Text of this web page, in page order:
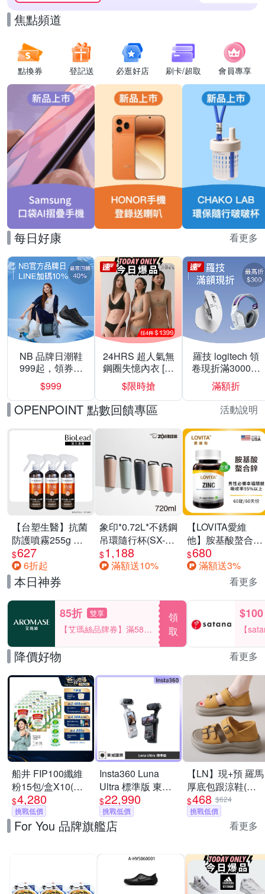
焦點頻道
點換券 登記送 必逛好店 刷卡/超取 會員專享
每日好康 看更多
NB 品牌日潮鞋
999起，領券折
上折 最高回饋
40%
$999
24HRS 超人氣無
鋼圈失憶內衣 [熱
銷好評]
$限時搶
羅技 logitech 領
卷現折滿3000折
300
滿額折
OPENPOINT 點數回饋專區 活動說明
【台塑生醫】抗菌
防護噴霧255g 三
入組
$627
6折起
象印*0.72L*不銹鋼
吊環隨行杯(SX-
LA72H)
$1,188
滿額送10%
【LOVITA愛維
他】胺基酸螯合鋅
x2瓶30mg素食錠
(鋅錠)
$680
滿額送3%
本日神券 看更多
85折 雙享
【艾瑪絲品牌券】滿580
領
取
$100
【
降價好物 看更多
船井 FIP100纖維
粉15包/盒X10(共
150日份)-調節血
脂/血糖/膽固醇_速
$4,280
挑戰低價
Insta360 Luna
Ultra 標準版 東城
代理商公司貨
$22,990
挑戰低價
【LN】現+預 羅馬
厚底包跟涼鞋(女
鞋/軟底/透氣)
$468 $624
挑戰低價
For You 品牌旗艦店 看更多